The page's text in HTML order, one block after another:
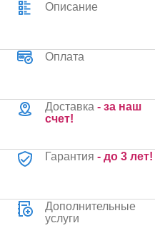
Описание
Оплата
Доставка - за наш
счет!
Гарантия - до 3 лет!
Дополнительные
услуги